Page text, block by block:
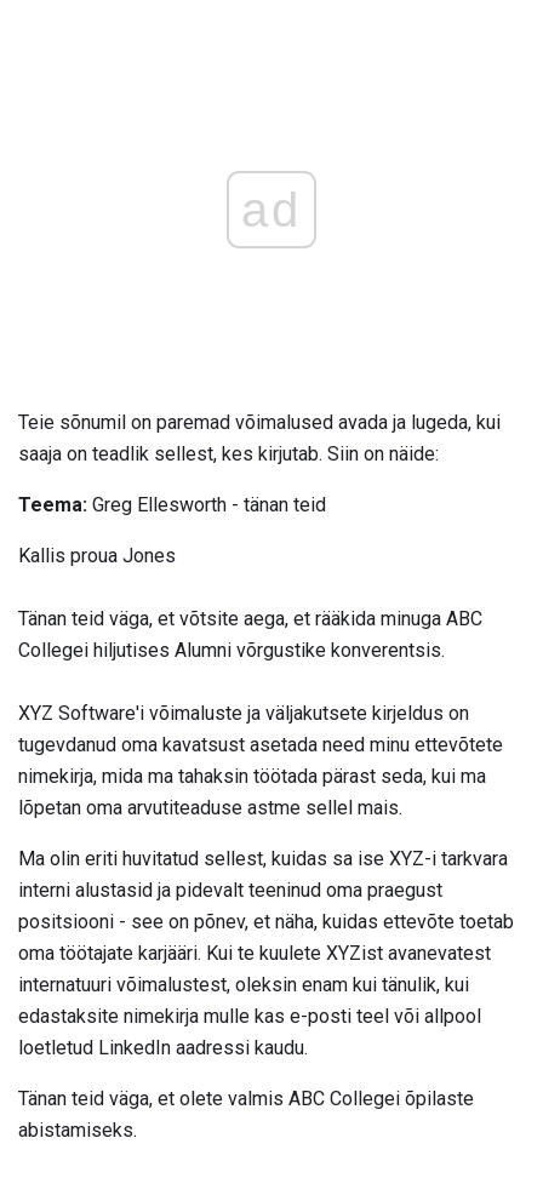
ad
Teie sõnumil on paremad võimalused avada ja lugeda, kui
saaja on teadlik sellest, kes kirjutab. Siin on näide:
Teema: Greg Ellesworth - tänan teid
Kallis proua Jones
Tänan teid väga, et võtsite aega, et rääkida minuga ABC
Collegei hiljutises Alumni võrgustike konverentsis.
XYZ Software'i võimaluste ja väljakutsete kirjeldus on
tugevdanud oma kavatsust asetada need minu ettevõtete
nimekirja, mida ma tahaksin töötada pärast seda, kui ma
lõpetan oma arvutiteaduse astme sellel mais.
Ma olin eriti huvitatud sellest, kuidas sa ise XYZ-i tarkvara
interni alustasid ja pidevalt teeninud oma praegust
positsiooni - see on põnev, et näha, kuidas ettevõte toetab
oma töötajate karjääri. Kui te kuulete XYZist avanevatest
internatuuri võimalustest, oleksin enam kui tänulik, kui
edastaksite nimekirja mulle kas e-posti teel või allpool
loetletud LinkedIn aadressi kaudu.
Tänan teid väga, et olete valmis ABC Collegei õpilaste
abistamiseks.